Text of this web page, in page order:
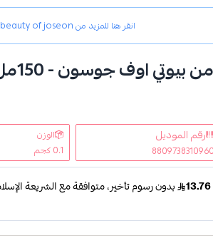
انقر هنا للمزيد منbeauty of joseon
اوف جوسون - 150مل
رقم الموديل
8809738310960
الوزن
0.1 كجم